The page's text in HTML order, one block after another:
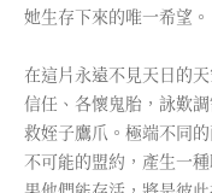
她生存下來的唯一希望。
在這片永遠不見天日的
信任、各懷鬼胎，詠歎
救姪子鷹爪。極端不同
不可能的盟約，產生一